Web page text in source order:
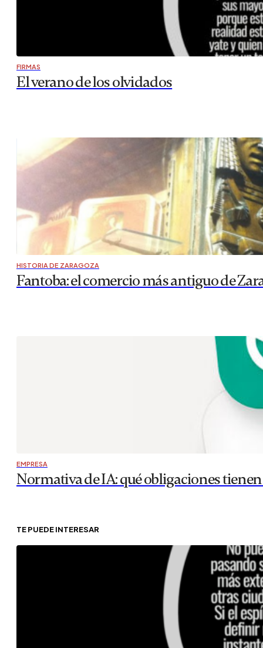
FIRMAS
El verano de los olvidados
HISTORIA DE ZARAGOZA
Fantoba: el comercio más antiguo de
EMPRESA
Normativa de IA: qué obligaciones
TE PUEDE INTERESAR